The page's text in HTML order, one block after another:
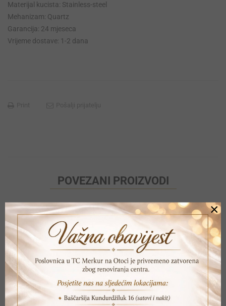
Materijal kucista: Stainless-steel
Mehanizam: Quartz
Garancija: 24 mjeseca
Vrijeme dostave: 1-2 dana
POVEZANI PROIZVODI
×